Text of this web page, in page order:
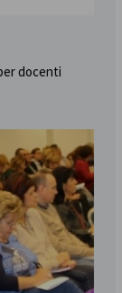
docenti